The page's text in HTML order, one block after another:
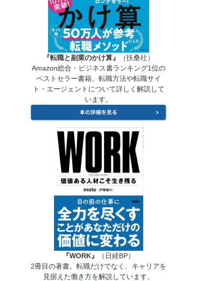
『転職と副業のかけ算』
（扶桑社）
Amazon総合・ビジネス書ランキング1位の
ベストセラー書籍。転職方法や転職サイ
ト・エージェントについて詳しく解説して
います。
『WORK』
（日経BP）
2冊目の著書。転職だけでなく、キャリアを
見据えた働き方を解説しています。